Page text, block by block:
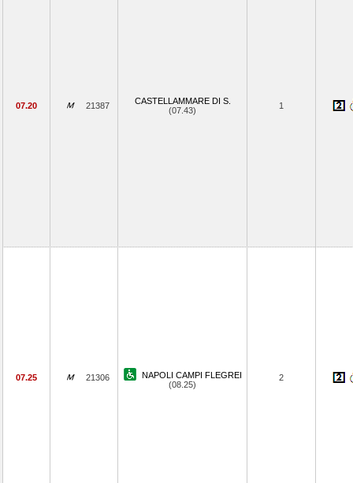
07.20 21387
CASTELLAMMARE DI S.
(07.43)
1
07.25 21306
NAPOLI CAMPI FLEGREI
(08.25)
2